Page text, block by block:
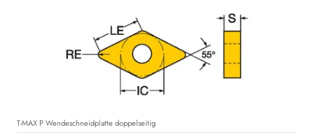
T-MAX P Wendeschneidplatte doppelseitig